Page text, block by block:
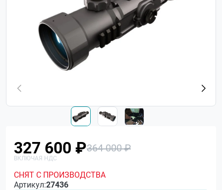
327 600 ₽364 000 ₽
СНЯТ С ПРОИЗВОДСТВА
Артикул:27436